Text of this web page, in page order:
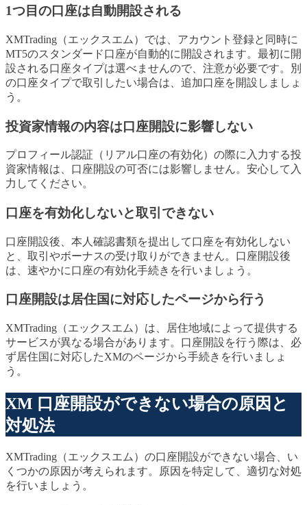
1つ目の口座は自動開設される
XMTrading（エックスエム）では、アカウント登録と同時に
MT5のスタンダード口座が自動的に開設されます。最初に開
設される口座タイプは選べませんので、注意が必要です。別
の口座タイプで取引したい場合は、追加口座を開設しましょ
う。
投資家情報の内容は口座開設に影響しない
プロフィール認証（リアル口座の有効化）の際に入力する投
資家情報は、口座開設の可否には影響しません。安心して入
力してください。
口座を有効化しないと取引できない
口座開設後、本人確認書類を提出して口座を有効化しない
と、取引やボーナスの受け取りができません。口座開設後
は、速やかに口座の有効化手続きを行いましょう。
口座開設は居住国に対応したページから行う
XMTrading（エックスエム）は、居住地域によって提供する
サービスが異なる場合があります。口座開設を行う際は、必
ず居住国に対応したXMのページから手続きを行いましょ
う。
XM 口座開設ができない場合の原因と
対処法
XMTrading（エックスエム）の口座開設ができない場合、い
くつかの原因が考えられます。原因を特定して、適切な対処
を行いましょう。